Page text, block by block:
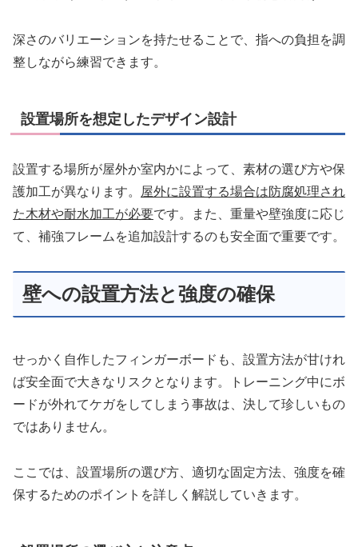
深さのバリエーションを持たせることで、指への負担を調
整しながら練習できます。
設置場所を想定したデザイン設計
設置する場所が屋外か室内かによって、素材の選び方や保
護加工が異なります。
屋外に設置する場合は防腐処理され
た木材や耐水加工が必要です。また、重量や壁強度に応じ
て、補強フレームを追加設計するのも安全面で重要です。
壁への設置方法と強度の確保
せっかく自作したフィンガーボードも、設置方法が甘けれ
ば安全面で大きなリスクとなります。トレーニング中にボ
ードが外れてケガをしてしまう事故は、決して珍しいもの
ではありません。
ここでは、設置場所の選び方、適切な固定方法、強度を確
保するためのポイントを詳しく解説していきます。